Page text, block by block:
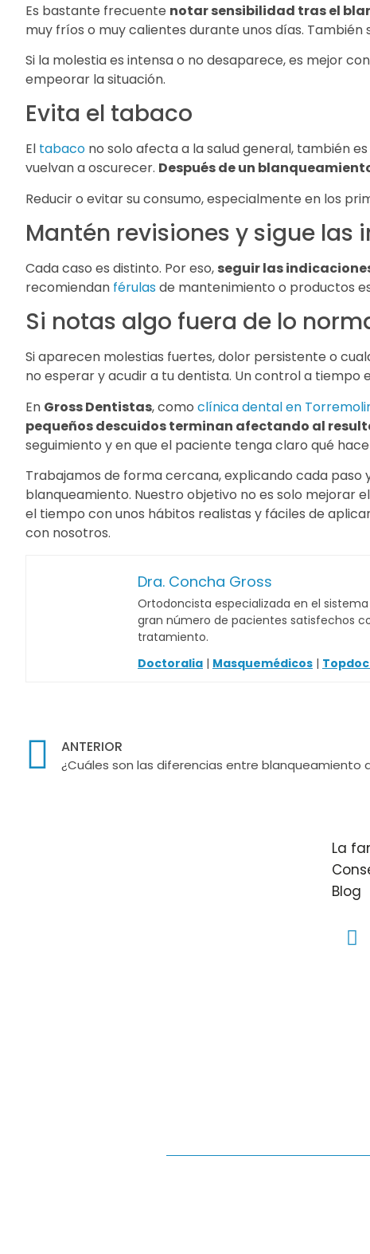
Es bastante frecuente notar sensibilidad tras el
muy fríos o muy calientes durante unos días.
Si la molestia es intensa o no desaparece, es mejor
empeorar la situación.
Evita el tabaco
El tabaco no solo afecta a la salud general, también
vuelvan a oscurecer. Después de un
Reducir o evitar su consumo, especialmente en los
Mantén revisiones y sigue
Cada caso es distinto. Por eso, seguir las
recomiendan férulasde mantenimiento o productos
Si notas algo fuera de lo
Si aparecen molestias fuertes, dolor persistente o
no esperar y acudir a tu dentista. Un control a tiempo
En Gross Dentistas, como clínica dental en
pequeños descuidos terminan afectando al
seguimiento y en que el paciente tenga claro qué
Trabajamos de forma cercana, explicando cada paso
blanqueamiento. Nuestro objetivo no es solo mejorar
el tiempo con unos hábitos realistas y fáciles de
con nosotros.
Dra. Concha Gross
Ortodoncista especializada en el
gran número de pacientes satisfechos
tratamiento.
Doctoralia | Masquemédicos |
ANTERIOR
¿Cuáles son las diferencias entre blanqueamiento
La
Blog